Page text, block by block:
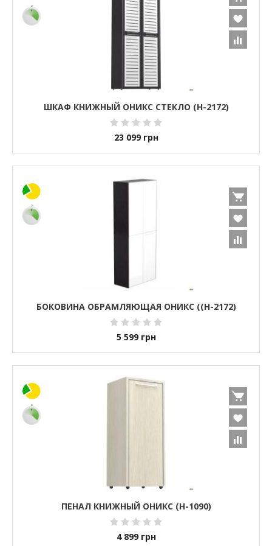
ШКАФ КНИЖНЫЙ ОНИКС СТЕКЛО (H-2172)
23 099 грн
БОКОВИНА ОБРАМЛЯЮЩАЯ ОНИКС ((H-2172)
5 599 грн
ПЕНАЛ КНИЖНЫЙ ОНИКС (H-1090)
4 899 грн